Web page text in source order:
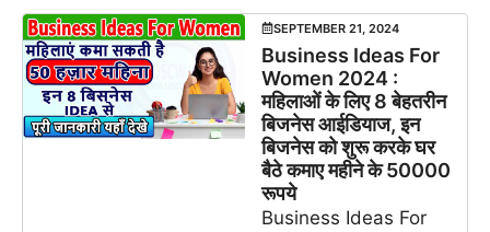
SEPTEMBER 21, 2024
Business Ideas For
Women 2024 :
महिलाओं के लिए 8 बेहतरीन
बिजनेस आईडियाज, इन
बिजनेस को शुरू करके घर
बैठे कमाए महीने के 50000
रूपये
Business Ideas For